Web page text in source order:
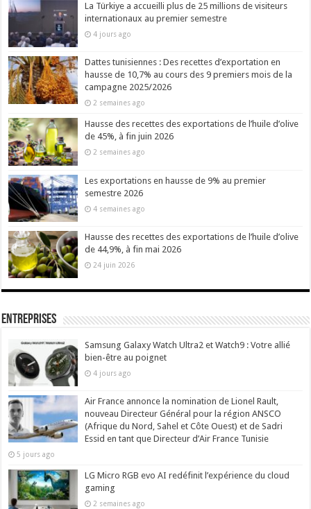
La Türkiye a accueilli plus de 25 millions de visiteurs
internationaux au premier semestre
4 jours ago
Dattes tunisiennes : Des recettes d’exportation en
hausse de 10,7% au cours des 9 premiers mois de la
campagne 2025/2026
2 semaines ago
Hausse des recettes des exportations de l’huile d’olive
de 45%, à fin juin 2026
2 semaines ago
Les exportations en hausse de 9% au premier
semestre 2026
4 semaines ago
Hausse des recettes des exportations de l’huile d’olive
de 44,9%, à fin mai 2026
24 juin 2026
Entreprises
Samsung Galaxy Watch Ultra2 et Watch9 : Votre allié
bien-être au poignet
4 jours ago
Air France annonce la nomination de Lionel Rault,
nouveau Directeur Général pour la région ANSCO
(Afrique du Nord, Sahel et Côte Ouest) et de Sadri
Essid en tant que Directeur d’Air France Tunisie
5 jours ago
LG Micro RGB evo AI redéfinit l’expérience du cloud
gaming
2 semaines ago